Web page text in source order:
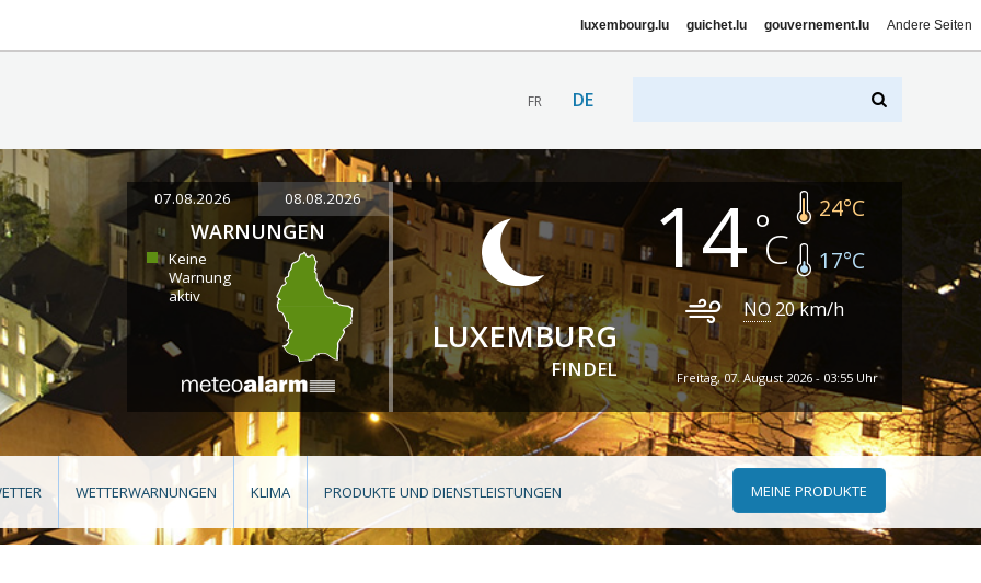
luxembourg.lu guichet.lu gouvernement.lu Andere Seiten
FR DE
07.08.2026 08.08.2026
WARNUNGEN
Keine
Warnung
aktiv
LUXEMBURG
FINDEL
14 24°C
17°C
NO 20km/h
Freitag, 07. August 2026 - 03:55 Uhr
WETTERWARNUNGEN KLIMA PRODUKTE UND DIENSTLEISTUNGEN MEINE PRODUKTE